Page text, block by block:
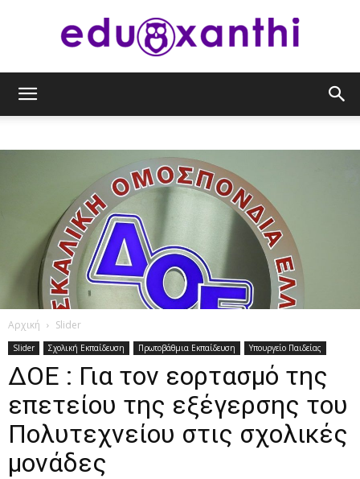
Αρχική Slider
Slider Σχολική Εκπαίδευση Πρωτοβάθμια Εκπαίδευση Υπουργείο Παιδείας
ΔΟΕ : Για τον εορτασμό της
επετείου της εξέγερσης του
Πολυτεχνείου στις σχολικές
μονάδες